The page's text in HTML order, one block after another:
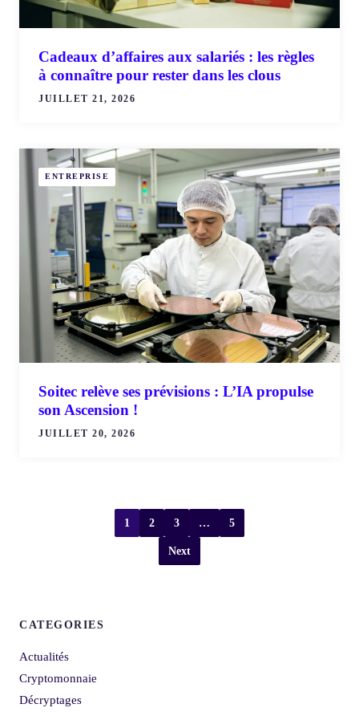
Cadeaux d’affaires aux salariés : les règles
à connaître pour rester dans les clous
JUILLET 21, 2026
ENTREPRISE
Soitec relève ses prévisions : L’IA propulse
son Ascension !
JUILLET 20, 2026
1 2 3 … 5
Next
CATEGORIES
Actualités
Cryptomonnaie
Décryptages